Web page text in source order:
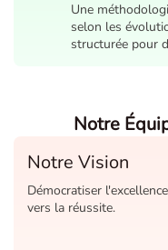
Une
selon les
structurée pour
Notre
Notre Vision
Démocratiser
vers la réussite.